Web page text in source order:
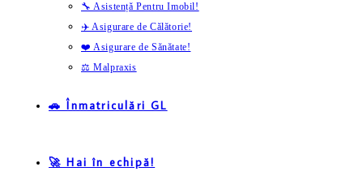
🔧 Asistență Pentru Imobil!
✈️ Asigurare de Călătorie!
❤️ Asigurare de Sănătate!
⚖️ Malpraxis
🚗 Înmatriculări GL
🚀 Hai în echipă!